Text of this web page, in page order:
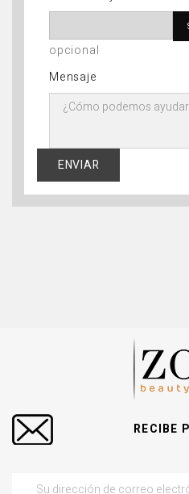
opcional
Mensaje
RECIBE